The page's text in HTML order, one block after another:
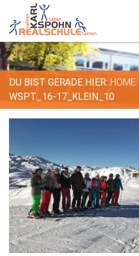
DU BIST GERADE HIER: HOME
WSPT_16-17_KLEIN_10